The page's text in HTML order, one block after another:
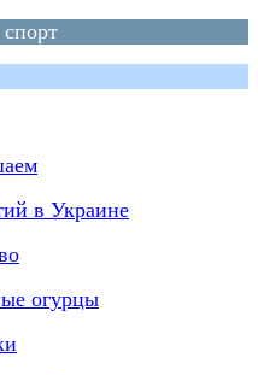
в Украине
огурцы